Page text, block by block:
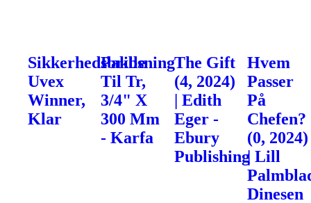
Sikkerhedsbrille
Uvex
Winner,
Klar
Pakbsning
Til Tr,
3/4" X
300 Mm
- Karfa
The Gift
(4, 2024)
| Edith
Eger -
Ebury
Publishing
Hvem
Passer
På
Chefen?
(0, 2024)
| Lill
Dinesen